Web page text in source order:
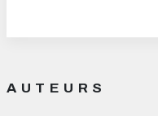
AUTEURS